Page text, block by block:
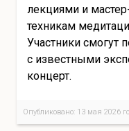
лекциями и
техникам
Участники смогут
с известными
концерт.
Опубликовано: 13 мая 2026